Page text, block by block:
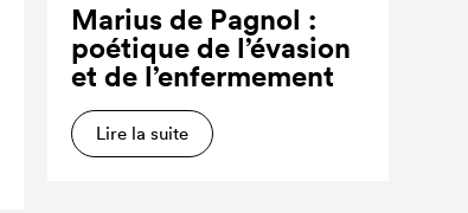
Marius de Pagnol :
poétique de l’évasion
et de l’enfermement
Lire la suite